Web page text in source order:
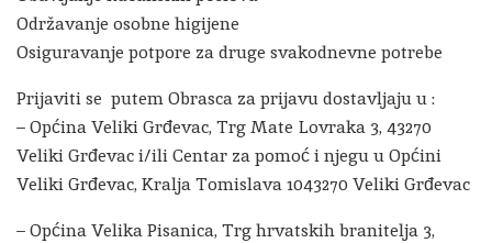
Održavanje osobne higijene
Osiguravanje potpore za druge svakodnevne potrebe
Prijaviti se putem Obrasca za prijavu dostavljaju u :
– Općina Veliki Grđevac, Trg Mate Lovraka 3, 43270
Veliki Grđevac i/ili Centar za pomoć i njegu u Općini
Veliki Grđevac, Kralja Tomislava 1043270 Veliki Grđevac
– Općina Velika Pisanica, Trg hrvatskih branitelja 3,